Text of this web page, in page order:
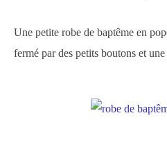
Une petite robe de baptême en
fermé par des petits boutons et